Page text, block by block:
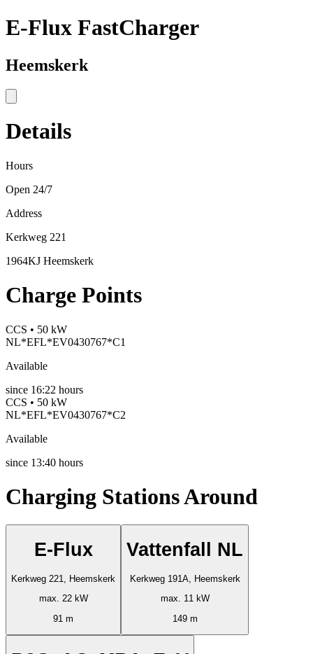
E-Flux FastCharger
Heemskerk
Details
Hours
Open 24/7
Address
Kerkweg 221
1964KJ Heemskerk
Charge Points
CCS • 50 kW
NL*EFL*EV0430767*C1
Available
since 16:22 hours
CCS • 50 kW
NL*EFL*EV0430767*C2
Available
since 13:40 hours
Charging Stations Around
E-Flux
Kerkweg 221, Heemskerk
max. 22 kW
91 m
Vattenfall NL
Kerkweg 191A, Heemskerk
max. 11 kW
149 m